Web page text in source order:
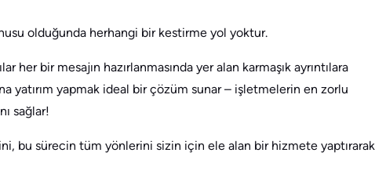
olduğunda herhangi bir kestirme yol yoktur.
bir mesajın hazırlanmasında yer alan karmaşık ayrıntılara
yatırım yapmak ideal bir çözüm sunar – işletmelerin en zorlu
sağlar!
bu sürecin tüm yönlerini sizin için ele alan bir hizmete yaptırarak